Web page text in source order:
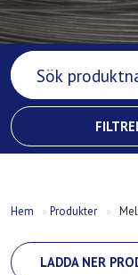
Hem »Produkter »
LADDA NER